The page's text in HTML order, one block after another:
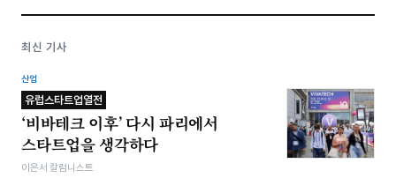
최신 기사
산업
유럽스타트업열전
‘비바테크 이후’ 다시 파리에서
스타트업을 생각하다
이은서 칼럼니스트